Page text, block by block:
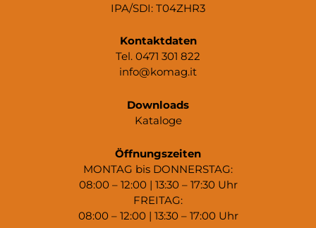
IPA/SDI: T04ZHR3
Kontaktdaten
Tel. 0471 301 822
info@komag.it
Downloads
Kataloge
Öffnungszeiten
MONTAG bis DONNERSTAG:
08:00 – 12:00 | 13:30 – 17:30 Uhr
FREITAG:
08:00 – 12:00 | 13:30 – 17:00 Uhr